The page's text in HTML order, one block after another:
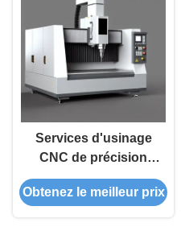
Services d'usinage
CNC de précision
pour pièces de
pompes à vannes ±
Obtenez le meilleur prix